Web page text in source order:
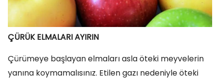
ÇÜRÜK ELMALARI AYIRIN
Çürümeye başlayan elmaları asla öteki meyvelerin
yanına koymamalısınız. Etilen gazı nedeniyle öteki